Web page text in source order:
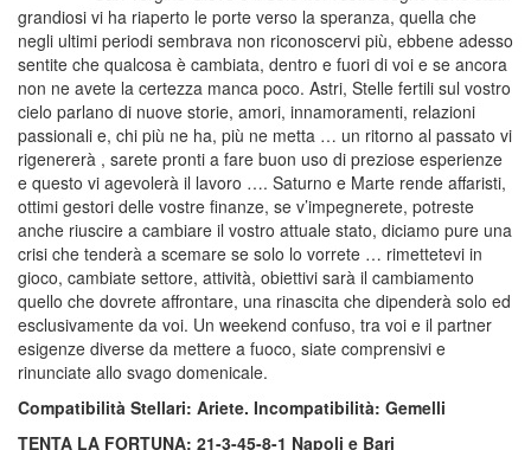
grandiosi vi ha riaperto le porte verso la speranza, quella che
negli ultimi periodi sembrava non riconoscervi più, ebbene adesso
sentite che qualcosa è cambiata, dentro e fuori di voi e se ancora
non ne avete la certezza manca poco. Astri, Stelle fertili sul vostro
cielo parlano di nuove storie, amori, innamoramenti, relazioni
passionali e, chi più ne ha, più ne metta … un ritorno al passato vi
rigenererà , sarete pronti a fare buon uso di preziose esperienze
e questo vi agevolerà il lavoro …. Saturno e Marte rende affaristi,
ottimi gestori delle vostre finanze, se v’impegnerete, potreste
anche riuscire a cambiare il vostro attuale stato, diciamo pure una
crisi che tenderà a scemare se solo lo vorrete … rimettetevi in
gioco, cambiate settore, attività, obiettivi sarà il cambiamento
quello che dovrete affrontare, una rinascita che dipenderà solo ed
esclusivamente da voi. Un weekend confuso, tra voi e il partner
esigenze diverse da mettere a fuoco, siate comprensivi e
rinunciate allo svago domenicale.
Compatibilità Stellari: Ariete. Incompatibilità: Gemelli
TENTA LA FORTUNA: 21-3-45-8-1 Napoli e Bari